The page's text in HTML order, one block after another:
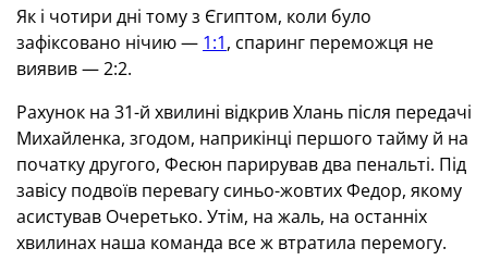
Як і чотири дні тому з Єгиптом, коли було
зафіксовано нічию — 1:1, спаринг переможця не
виявив — 2:2.
Рахунок на 31-й хвилині відкрив Хлань після передачі
Михайленка, згодом, наприкінці першого тайму й на
початку другого, Фесюн парирував два пенальті. Під
завісу подвоїв перевагу синьо-жовтих Федор, якому
асистував Очеретько. Утім, на жаль, на останніх
хвилинах наша команда все ж втратила перемогу.